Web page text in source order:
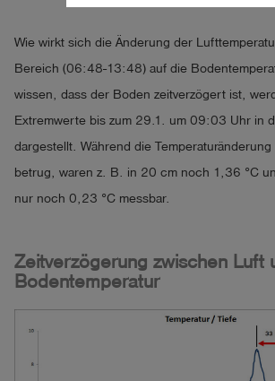
Wie wirkt sich die Änderung der
Bereich (06:48-13:48) auf die
wissen, dass der Boden zeitverzögert ist,
Extremwerte bis zum 29.1. um 09:03 Uhr in
dargestellt. Während die
betrug, waren z. B. in 20 cm noch 1,36 °C
nur noch 0,23 °C messbar.
Zeitverzögerung zwischen Luft
Bodentemperatur